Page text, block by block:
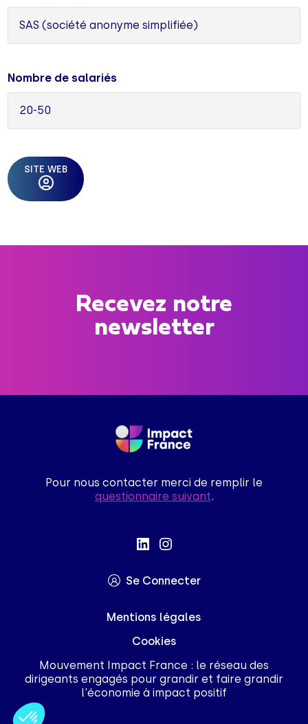
SAS (société anonyme simplifiée)
Nombre de salariés
20-50
SITE WEB
Recevez notre
newsletter
Pour nous contacter merci de remplir le
questionnaire suivant.
Se Connecter
Mentions légales
Cookies
Mouvement Impact France : le réseau des
dirigeants engagés pour grandir et faire grandir
l'économie à impact positif